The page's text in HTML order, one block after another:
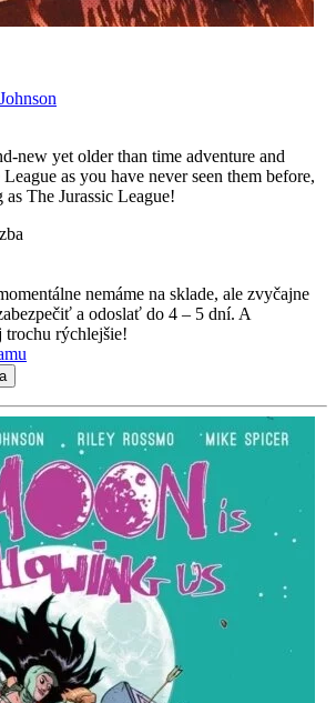
new yet older than time adventure and
as you have never seen them before,
as The Jurassic League!
nemáme na sklade, ale zvyčajne
a odoslať do 4 – 5 dní. A
trochu rýchlejšie!